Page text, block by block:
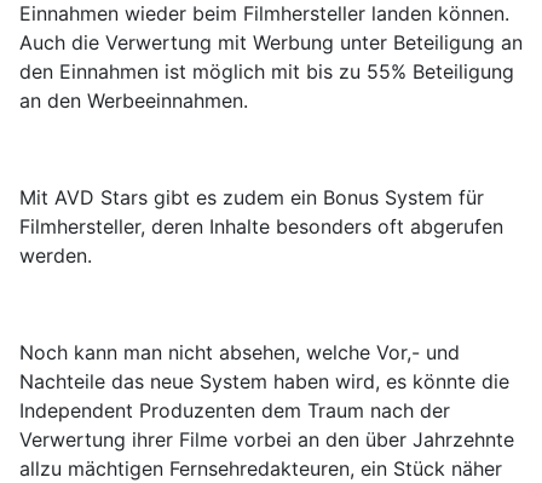
Einnahmen wieder beim Filmhersteller landen können.
Auch die Verwertung mit Werbung unter Beteiligung an
den Einnahmen ist möglich mit bis zu 55% Beteiligung
an den Werbeeinnahmen.
Mit AVD Stars gibt es zudem ein Bonus System für
Filmhersteller, deren Inhalte besonders oft abgerufen
werden.
Noch kann man nicht absehen, welche Vor,- und
Nachteile das neue System haben wird, es könnte die
Independent Produzenten dem Traum nach der
Verwertung ihrer Filme vorbei an den über Jahrzehnte
allzu mächtigen Fernsehredakteuren, ein Stück näher